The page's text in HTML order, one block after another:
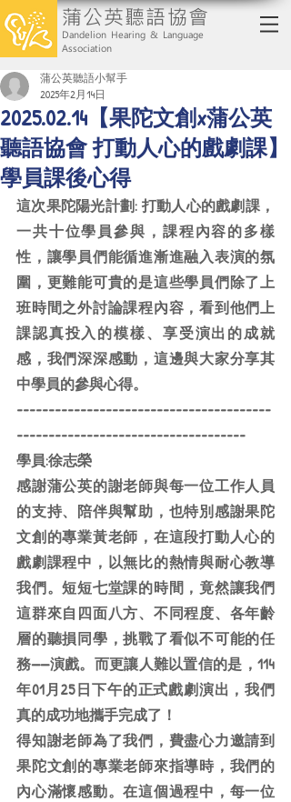
蒲公英聽語協會
Dandelion Hearing & Language
Association
2025.02.14【果陀文創x蒲公英
聽語協會 打動人心的戲劇課】
學員課後心得
蒲公英聽語小幫手
2025年2月14日
這次果陀陽光計劃: 打動人心的戲劇課，
一共十位學員參與，課程內容的多樣
性，讓學員們能循進漸進融入表演的氛
圍，更難能可貴的是這些學員們除了上
班時間之外討論課程內容，看到他們上
課認真投入的模樣、享受演出的成就
感，我們深深感動，這邊與大家分享其
中學員的參與心得。
----------------------------------------
------------------------------------
學員:徐志榮
感謝蒲公英的謝老師與每一位工作人員
的支持、陪伴與幫助，也特別感謝果陀
文創的專業黃老師，在這段打動人心的
戲劇課程中，以無比的熱情與耐心教導
我們。短短七堂課的時間，竟然讓我們
這群來自四面八方、不同程度、各年齡
層的聽損同學，挑戰了看似不可能的任
務——演戲。而更讓人難以置信的是，114
年01月25日下午的正式戲劇演出，我們
真的成功地攜手完成了！
得知謝老師為了我們，費盡心力邀請到
果陀文創的專業老師來指導時，我們的
內心滿懷感動。在這個過程中，每一位